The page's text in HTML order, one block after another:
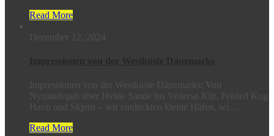
Read More
Dezember 12, 2024
Impressionen von der Westküste Dänemarks: Von
Nymindegab über Hvide Sande bis Vedersø Klit, Felsted Kog
Havn und Skjern – wir entdeckten kleine Häfen, wi…
Read More